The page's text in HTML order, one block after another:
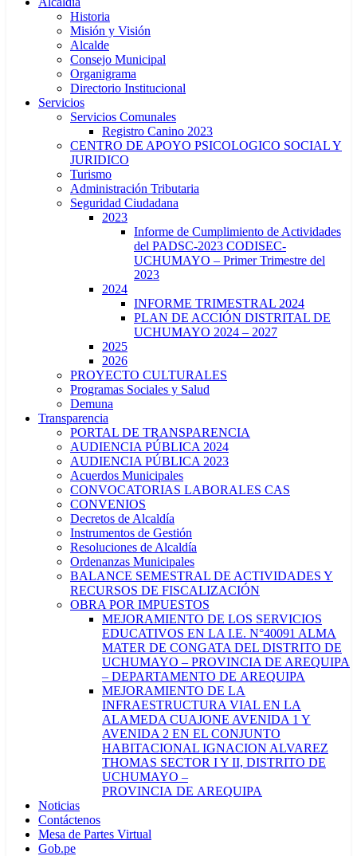
Historia
Misión y Visión
Alcalde
Consejo Municipal
Organigrama
Directorio Institucional
Servicios
Servicios Comunales
Registro Canino 2023
CENTRO DE APOYO PSICOLOGICO SOCIAL Y
JURIDICO
Turismo
Administración Tributaria
Seguridad Ciudadana
2023
Informe de Cumplimiento de Actividades
del PADSC-2023 CODISEC-
UCHUMAYO – Primer Trimestre del
2023
2024
INFORME TRIMESTRAL 2024
PLAN DE ACCIÓN DISTRITAL DE
UCHUMAYO 2024 – 2027
2025
2026
PROYECTO CULTURALES
Programas Sociales y Salud
Demuna
Transparencia
PORTAL DE TRANSPARENCIA
AUDIENCIA PÚBLICA 2024
AUDIENCIA PÚBLICA 2023
Acuerdos Municipales
CONVOCATORIAS LABORALES CAS
CONVENIOS
Decretos de Alcaldía
Instrumentos de Gestión
Resoluciones de Alcaldía
Ordenanzas Municipales
BALANCE SEMESTRAL DE ACTIVIDADES Y
RECURSOS DE FISCALIZACIÓN
OBRA POR IMPUESTOS
MEJORAMIENTO DE LOS SERVICIOS
EDUCATIVOS EN LA I.E. N°40091 ALMA
MATER DE CONGATA DEL DISTRITO DE
UCHUMAYO – PROVINCIA DE AREQUIPA
– DEPARTAMENTO DE AREQUIPA
MEJORAMIENTO DE LA
INFRAESTRUCTURA VIAL EN LA
ALAMEDA CUAJONE AVENIDA 1 Y
AVENIDA 2 EN EL CONJUNTO
HABITACIONAL IGNACION ALVAREZ
THOMAS SECTOR I Y II, DISTRITO DE
UCHUMAYO –
PROVINCIA DE AREQUIPA
Noticias
Contáctenos
Mesa de Partes Virtual
Gob.pe